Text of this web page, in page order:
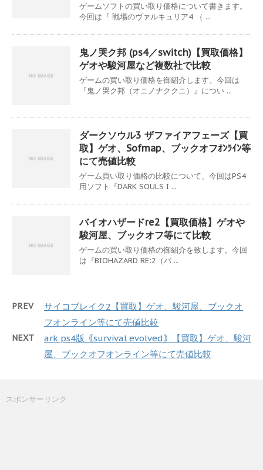
ゲームソフトの買い取り価格について書きます。
今回は『 戦場のヴァルキュリア4 （ ...
鬼ノ哭ク邦 (ps4／switch)【買取価格】
ゲオや駿河屋など複数社で比較
ゲームの買い取り価格を御紹介します。今回は
『鬼ノ哭ク邦（オニノナククニ）』につい ...
ダークソウル3 ザファイアフェーズ【買
取】ゲオ、Sofmap、ブックオフｵﾝﾗｲﾝ等
にて売値比較
ゲーム買い取り価格の比較について、今回はPS4
用ソフト『DARK SOULS I ...
バイオハザードre2【買取価格】ゲオや
駿河屋、ブックオフ等にて比較
ゲームの買い取り価格の御紹介を致します。今回
は『BIOHAZARD RE:2（バ ...
PREV
サイコブレイク2【買取】ゲオ、駿河屋、ブックオ
フオンライン等にて売値比較
NEXT
ark ps4版｟survival evolved｠【買取】ゲオ、駿河
屋、ブックオフオンライン等にて売値比較
スポンサーリンク